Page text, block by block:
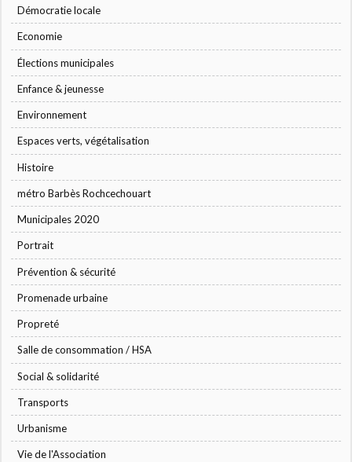
Démocratie locale
Economie
Élections municipales
Enfance & jeunesse
Environnement
Espaces verts, végétalisation
Histoire
métro Barbès Rochcechouart
Municipales 2020
Portrait
Prévention & sécurité
Promenade urbaine
Propreté
Salle de consommation / HSA
Social & solidarité
Transports
Urbanisme
Vie de l'Association